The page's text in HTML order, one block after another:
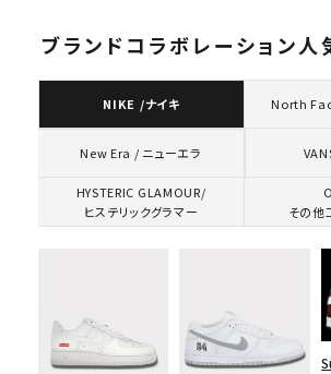
ブランドコラボレーション人
NIKE /ナイキ North
New Era / ニューエラ
HYSTERIC GLAMOUR/
ヒステリックグラマー
その他